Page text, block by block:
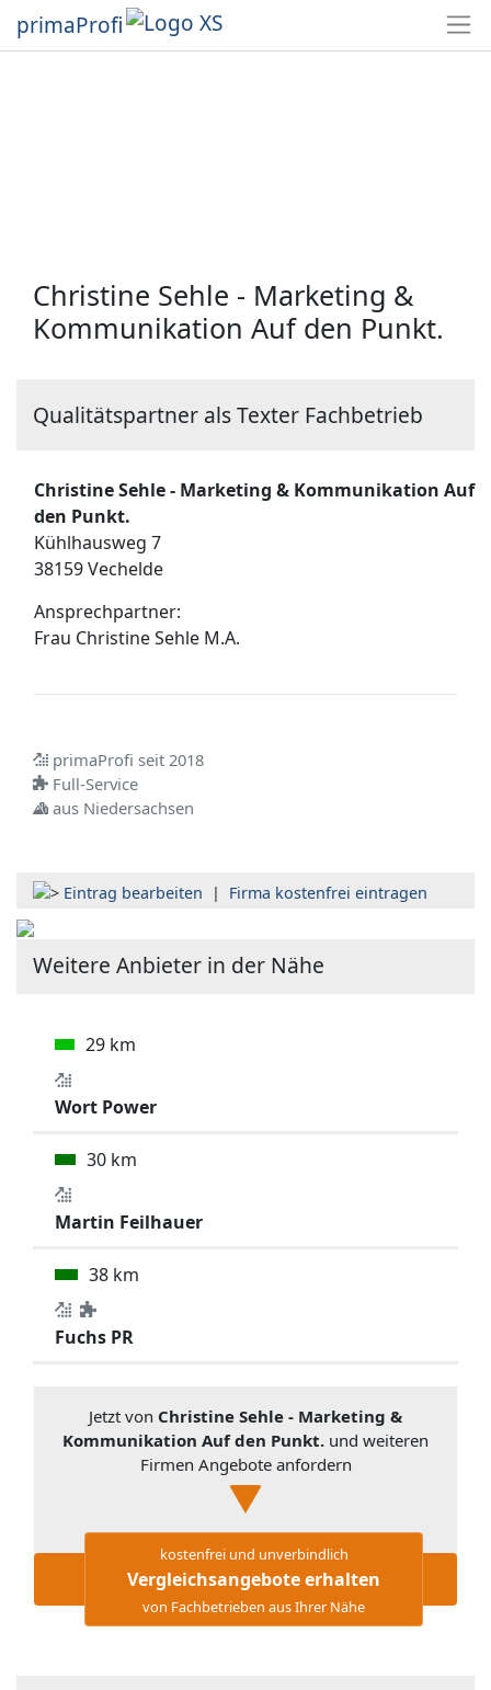
primaProfi
Christine Sehle - Marketing &
Kommunikation Auf den Punkt.
Qualitätspartner als Texter Fachbetrieb
Christine Sehle - Marketing & Kommunikation Auf
den Punkt.
Kühlhausweg 7
38159 Vechelde
Ansprechpartner:
Frau Christine Sehle M.A.
primaProfi seit 2018
Full-Service
aus Niedersachsen
Eintrag bearbeiten | Firma kostenfrei eintragen
Weitere Anbieter in der Nähe
29 km
Wort Power
30 km
Martin Feilhauer
38 km
Fuchs PR
Jetzt von Christine Sehle - Marketing &
Kommunikation Auf den Punkt. und weiteren
Firmen Angebote anfordern
kostenfrei und unverbindlich
Vergleichsangebote erhalten
von Fachbetrieben aus Ihrer Nähe